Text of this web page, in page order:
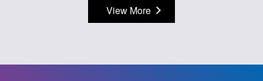
View More